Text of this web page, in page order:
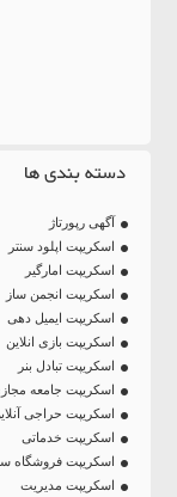
دسته بندی ها
آگهی رپورتاژ
اسکریپت اپلود سنتر
اسکریپت امارگیر
اسکریپت انجمن ساز
اسکریپت ایمیل دهی
اسکریپت بازی انلاین
اسکریپت تبادل بنر
اسکریپت جامعه
اسکریپت حراجی
اسکریپت خدماتی
اسکریپت فروشگاه
اسکریپت مدیریت